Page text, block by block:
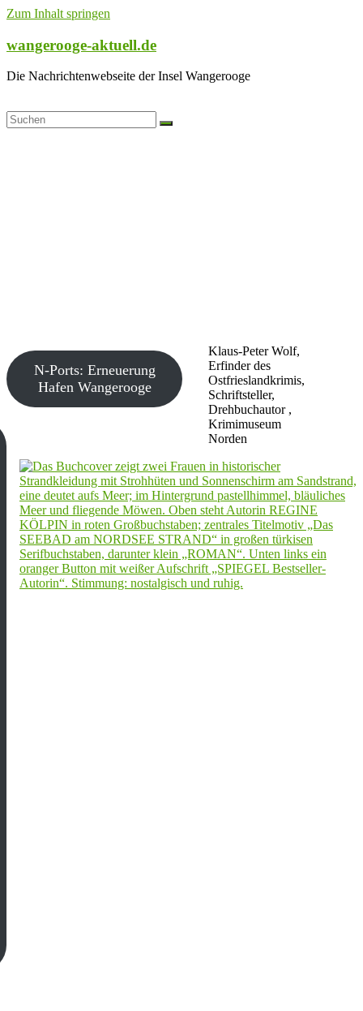
Zum Inhalt springen
wangerooge-aktuell.de
Die Nachrichtenwebseite der Insel Wangerooge
Klaus-Peter Wolf,
Erfinder des
Ostfrieslandkrimis,
Schriftsteller,
Drehbuchautor ,
Krimimuseum
Norden
N-Ports: Erneuerung
Hafen Wangerooge